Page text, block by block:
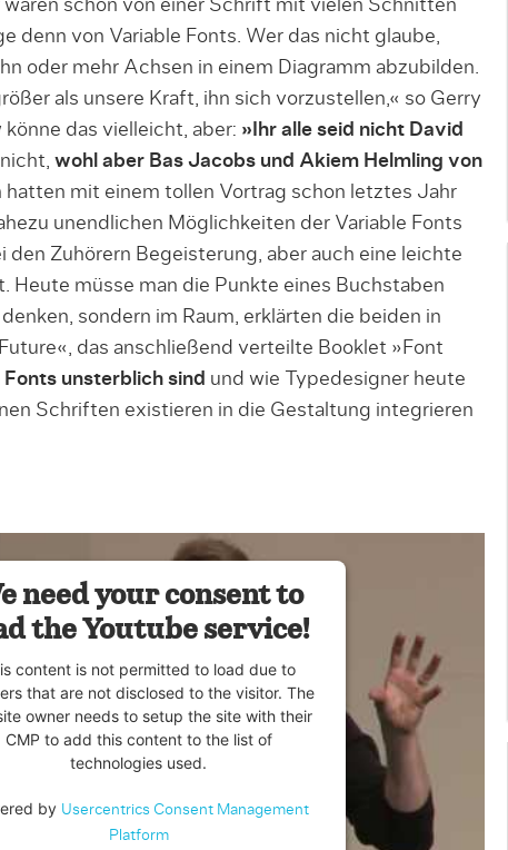
schon von einer Schrift mit vielen Schnitten
denn von Variable Fonts. Wer das nicht glaube,
oder mehr Achsen in einem Diagramm abzubilden.
als unsere Kraft, ihn sich vorzustellen,« so Gerry
könne das vielleicht, aber: »Ihr alle seid nicht David
wohl aber Bas Jacobs und Akiem Helmling von
hatten mit einem tollen Vortrag schon letztes Jahr
unendlichen Möglichkeiten der Variable Fonts
Zuhörern Begeisterung, aber auch eine leichte
Heute müsse man die Punkte eines Buchstaben
sondern im Raum, erklärten die beiden in
das anschließend verteilte Booklet »Font
unsterblich sind und wie Typedesigner heute
Schriften existieren in die Gestaltung integrieren
need your consent to
the Youtube service!
content is not permitted to load due to
that are not disclosed to the visitor. The
owner needs to setup the site with their
CMP to add this content to the list of
technologies used.
by Usercentrics Consent Management
Platform